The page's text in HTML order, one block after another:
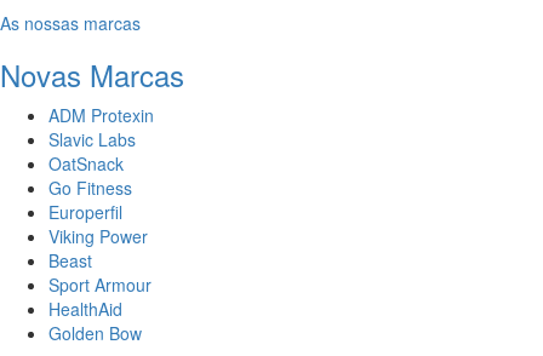
As nossas marcas
Novas Marcas
ADM Protexin
Slavic Labs
OatSnack
Go Fitness
Europerfil
Viking Power
Beast
Sport Armour
HealthAid
Golden Bow